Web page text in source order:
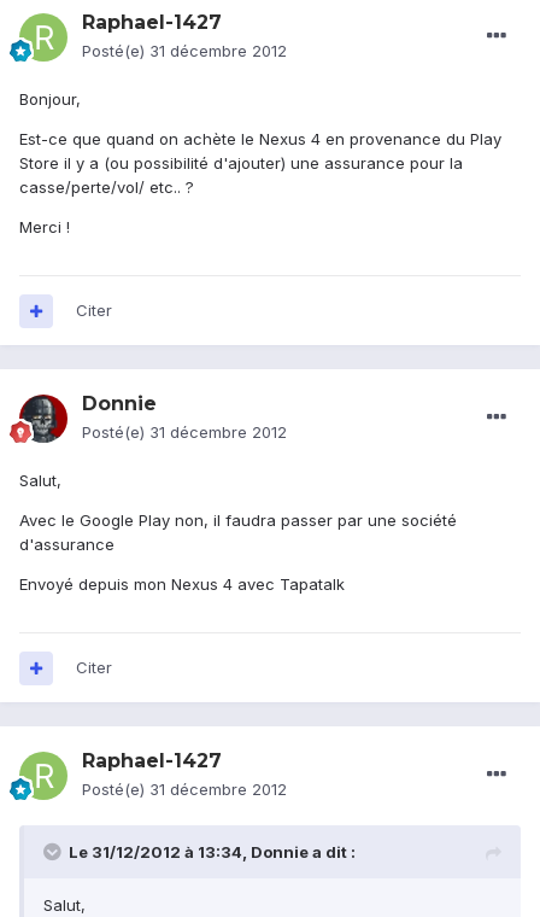
Raphael-1427
Posté(e) 31 décembre 2012
Bonjour,
Est-ce que quand on achète le Nexus 4 en provenance du Play
Store il y a (ou possibilité d'ajouter) une assurance pour la
casse/perte/vol/ etc.. ?
Merci !
Citer
Donnie
Posté(e) 31 décembre 2012
Salut,
Avec le Google Play non, il faudra passer par une société
d'assurance
Envoyé depuis mon Nexus 4 avec Tapatalk
Citer
Raphael-1427
Posté(e) 31 décembre 2012
Le 31/12/2012 à 13:34, Donnie a dit :
Salut,